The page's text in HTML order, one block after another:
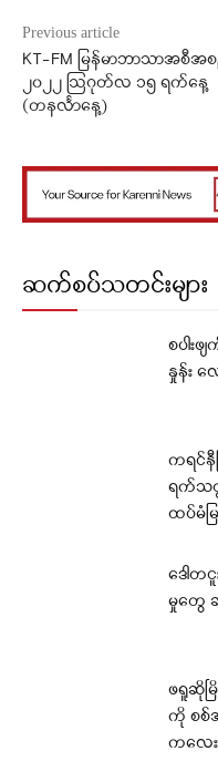
Previous article
KT-FM မြန်မာဘာသာအစီအစ
၂၀၂၂ ဩဂုတ်လ ၁၅ ရက်နေ့
(တနင်္လာနေ့)
ဆက်စပ်သတင်းများ
စပါး
နှုန်း
ကရင်နီ
ရက်သ
ထပ်မံ
ဒေါတ
မှုတွေ
ဖရူဆိုမ
ကို စစ်
ကလေး